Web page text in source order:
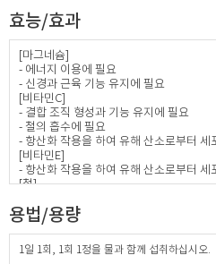
비오틴
비타민A
베타카로틴
구리
셀렌
비타민B12
비타민D
비타민B
비타민B1
비타민B2
비타민K
효능/효과
[마그네슘]
- 에너지 이용에 필요
- 신경과 근육 기능 유지에 필요
[비타민C]
- 결합 조직 형성과 기능 유지에 필요
- 철의 흡수에 필요
- 항산화 작용을 하여 유해 산소로부터 세
[비타민E]
- 항산화 작용을 하여 유해 산소로부터 세
[철]
- 에너지 생성에 필요
[나이아신]
- 체내 에너지 생성에 필요
[크롬]
용법/용량
1일 1회, 1회 1정을 물과 함께 섭취하십시오.